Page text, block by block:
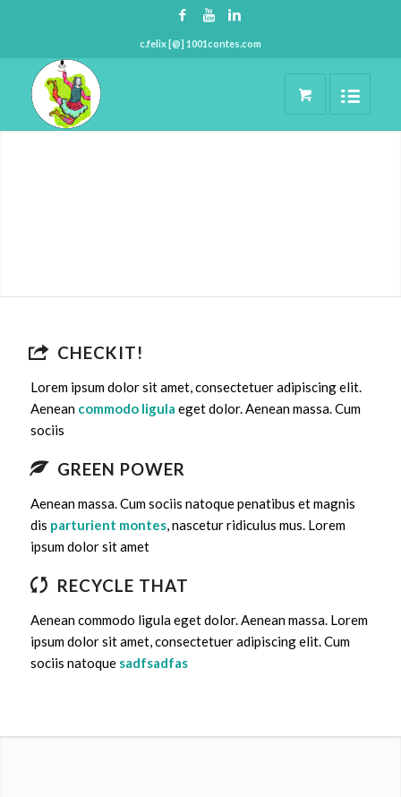
c.felix [@] 1001contes.com
CHECKIT!
Lorem ipsum dolor sit amet, consectetuer adipiscing elit.
Aenean commodo ligula eget dolor. Aenean massa. Cum
sociis
GREEN POWER
Aenean massa. Cum sociis natoque penatibus et magnis
dis parturient montes, nascetur ridiculus mus. Lorem
ipsum dolor sit amet
RECYCLE THAT
Aenean commodo ligula eget dolor. Aenean massa. Lorem
ipsum dolor sit amet, consectetuer adipiscing elit. Cum
sociis natoque sadfsadfas